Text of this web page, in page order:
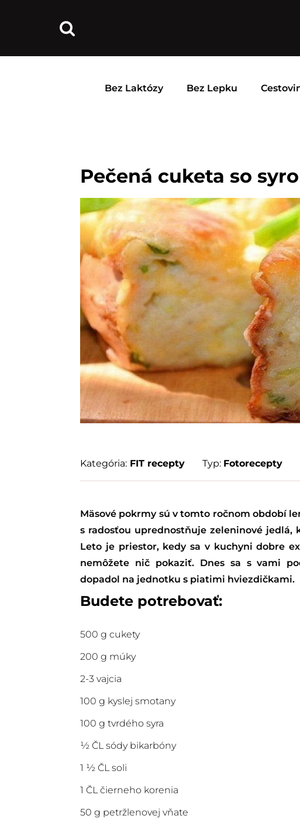
Bez Laktózy Bez Lepku
Pečená cuketa so
Kategória: FIT recepty Typ: Fotorecepty
Mäsové pokrmy sú v tomto ročnom období
s radosťou uprednostňuje zeleninové
Leto je priestor, kedy sa v kuchyni dobre
nemôžete nič pokaziť. Dnes sa s vami
dopadol na jednotku s piatimi hviezdičkami.
Budete potrebovať:
500 g cukety
200 g múky
2-3 vajcia
100 g kyslej smotany
100 g tvrdého syra
½ ČL sódy bikarbóny
1 ½ ČL soli
1 ČL čierneho korenia
50 g petržlenovej vňate